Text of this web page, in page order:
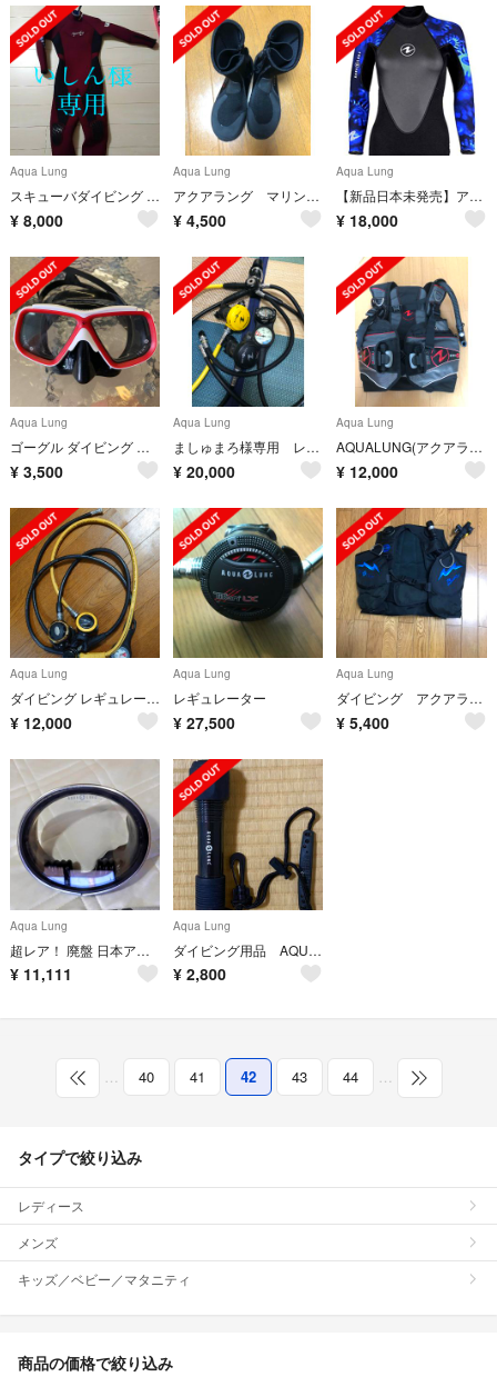
Aqua Lung
スキューバダイビング ウェットスーツ
¥ 8,000
Aqua Lung
アクアラング マリンシューズ➕ココフィン
¥ 4,500
Aqua Lung
【新品日本未発売】アクアラングダイビング用レディースウエットスーツ3mm
¥ 18,000
Aqua Lung
ゴーグル ダイビング シュノーケル レディース AQUALUNG マスク
¥ 3,500
Aqua Lung
ましゅまろ様専用 レギュレータ一式とウエイトベルト
¥ 20,000
Aqua Lung
AQUALUNG(アクアラング) BCD xsサイズ 美品
¥ 12,000
Aqua Lung
ダイビング レギュレーター AQUA LUNG LEGEND
¥ 12,000
Aqua Lung
レギュレーター
¥ 27,500
Aqua Lung
ダイビング アクアラング BCジャケット 使用頻度少ないです！
¥ 5,400
Aqua Lung
超レア！ 廃盤 日本アクアラング Eマスク ブラックシリコン ロゴ入り！
¥ 11,111
Aqua Lung
ダイビング用品 AQUA LUNG アクアラング 水中ライト
¥ 2,800
40 41 42 43 44
タイプで絞り込み
レディース
メンズ
キッズ／ベビー／マタニティ
商品の価格で絞り込み